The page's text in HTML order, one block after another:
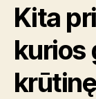
Kita
kurios
krūtinę